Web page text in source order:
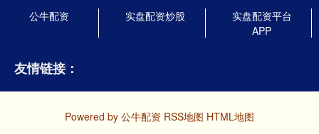
公牛配资 实盘配资炒股
实盘配资平台
APP
友情链接：
Powered by 公牛配资 RSS地图 HTML地图